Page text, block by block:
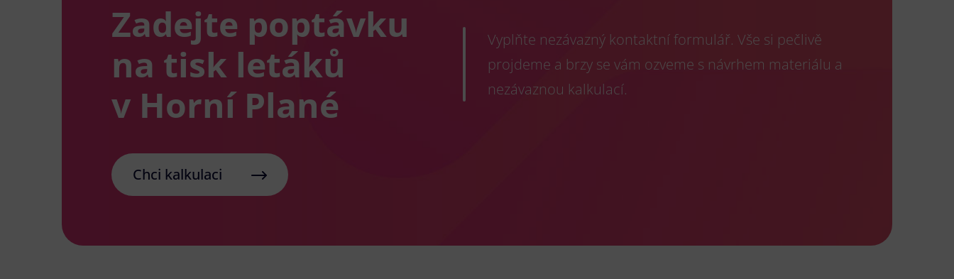
Zadejte poptávku
na tisk letáků
v Horní Plané
Vyplňte nezávazný kontaktní formulář. Vše si pečlivě
projdeme a brzy se vám ozveme s návrhem materiálu a
nezávaznou kalkulací.
Chci kalkulaci